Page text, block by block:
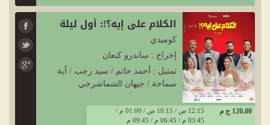
الكلام على إيه؟!: أول ليلة
كوميدي
إخراج : ساندرو كنعان
تمثيل : أحمد حاتم / سيد رجب / آية
سماحة / جيهان الشماشرجي
120.00 ج م
12:15 ص / 10:15 ص / 01:00 م /
03:45 م / 06:45 م / 09:45 م